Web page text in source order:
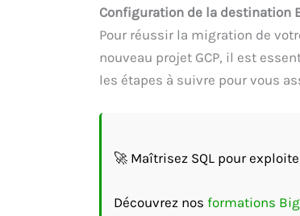
Configuration de la destination
Pour réussir la migration de
nouveau projet GCP, il est
les étapes à suivre pour vous
🚀 Maîtrisez SQL pour
Découvrez nos formations